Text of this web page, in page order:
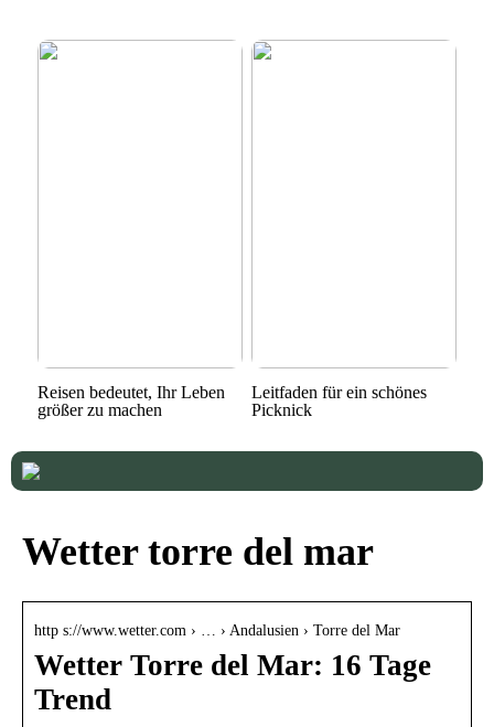
Reisen bedeutet, Ihr Leben
größer zu machen
Leitfaden für ein schönes
Picknick
Wetter torre del mar
http s://www.wetter.com › … › Andalusien › Torre del Mar
Wetter Torre del Mar: 16 Tage
Trend